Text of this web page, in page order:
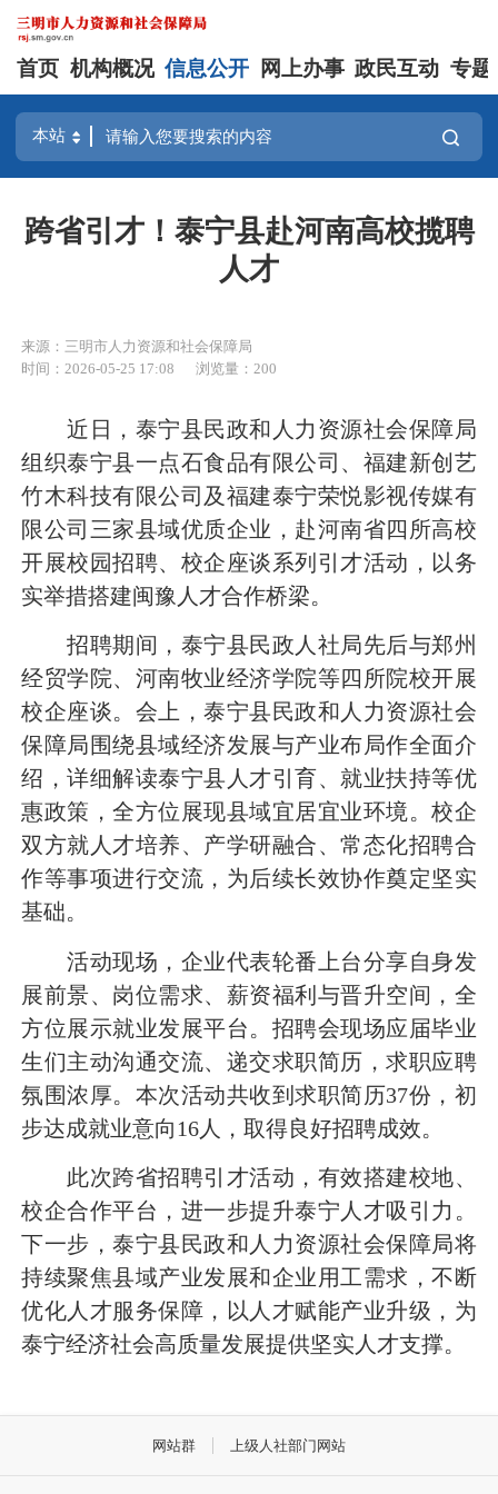
首页 机构概况 信息公开 网上办事 政民互动 专题
跨省引才！泰宁县赴河南高校揽聘
人才
来源：三明市人力资源和社会保障局
时间：2026-05-25 17:08
浏览量：200
近日，泰宁县民政和人力资源社会保障局
组织泰宁县一点石食品有限公司、福建新创艺
竹木科技有限公司及福建泰宁荣悦影视传媒有
限公司三家县域优质企业，赴河南省四所高校
开展校园招聘、校企座谈系列引才活动，以务
实举措搭建闽豫人才合作桥梁。
招聘期间，泰宁县民政人社局先后与郑州
经贸学院、河南牧业经济学院等四所院校开展
校企座谈。会上，泰宁县民政和人力资源社会
保障局 围绕县域经济发展与产业布局作全面介
绍，详细解读泰宁县人才引育、就业扶持等优
惠政策，全方位展现县域宜居宜业环境。校企
双方就人才培养、产学研融合、常态化招聘合
作等事项进行交流，为后续长效协作奠定坚实
基础。
活动现场，企业代表轮番上台分享自身发
展前景、岗位需求、薪资福利与晋升空间，全
方位展示就业发展平台。招聘会现场应届毕业
生们主动沟通交流、递交求职简历，求职应聘
氛围浓厚。本次活动共收到求职简历37份，初
步达成就业意向16人，取得良好招聘成效。
此次跨省招聘引才活动，有效搭建校地、
校企合作平台，进一步提升泰宁人才吸引力。
下一步，泰宁县民政和人力资源社会保障局将
持续聚焦县域产业发展和企业用工需求，不断
优化人才服务保障，以人才赋能产业升级，为
泰宁经济社会高质量发展提供坚实人才支撑。
网站群 上级人社部门网站